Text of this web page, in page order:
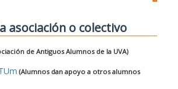
asociación o colectivo
de Antiguos Alumnos de la UVA)
(Alumnos dan apoyo a otros alumnos